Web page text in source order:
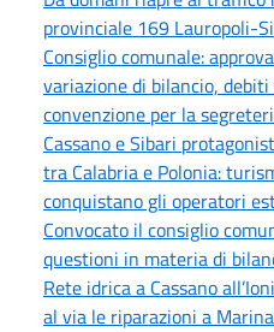
provinciale 169 Lauropoli-
Consiglio comunale:
variazione di bilancio,
convenzione per la
Cassano e Sibari
tra Calabria e Polonia:
conquistano gli operatori
Convocato il consiglio
questioni in materia di
Rete idrica a Cassano
al via le riparazioni a